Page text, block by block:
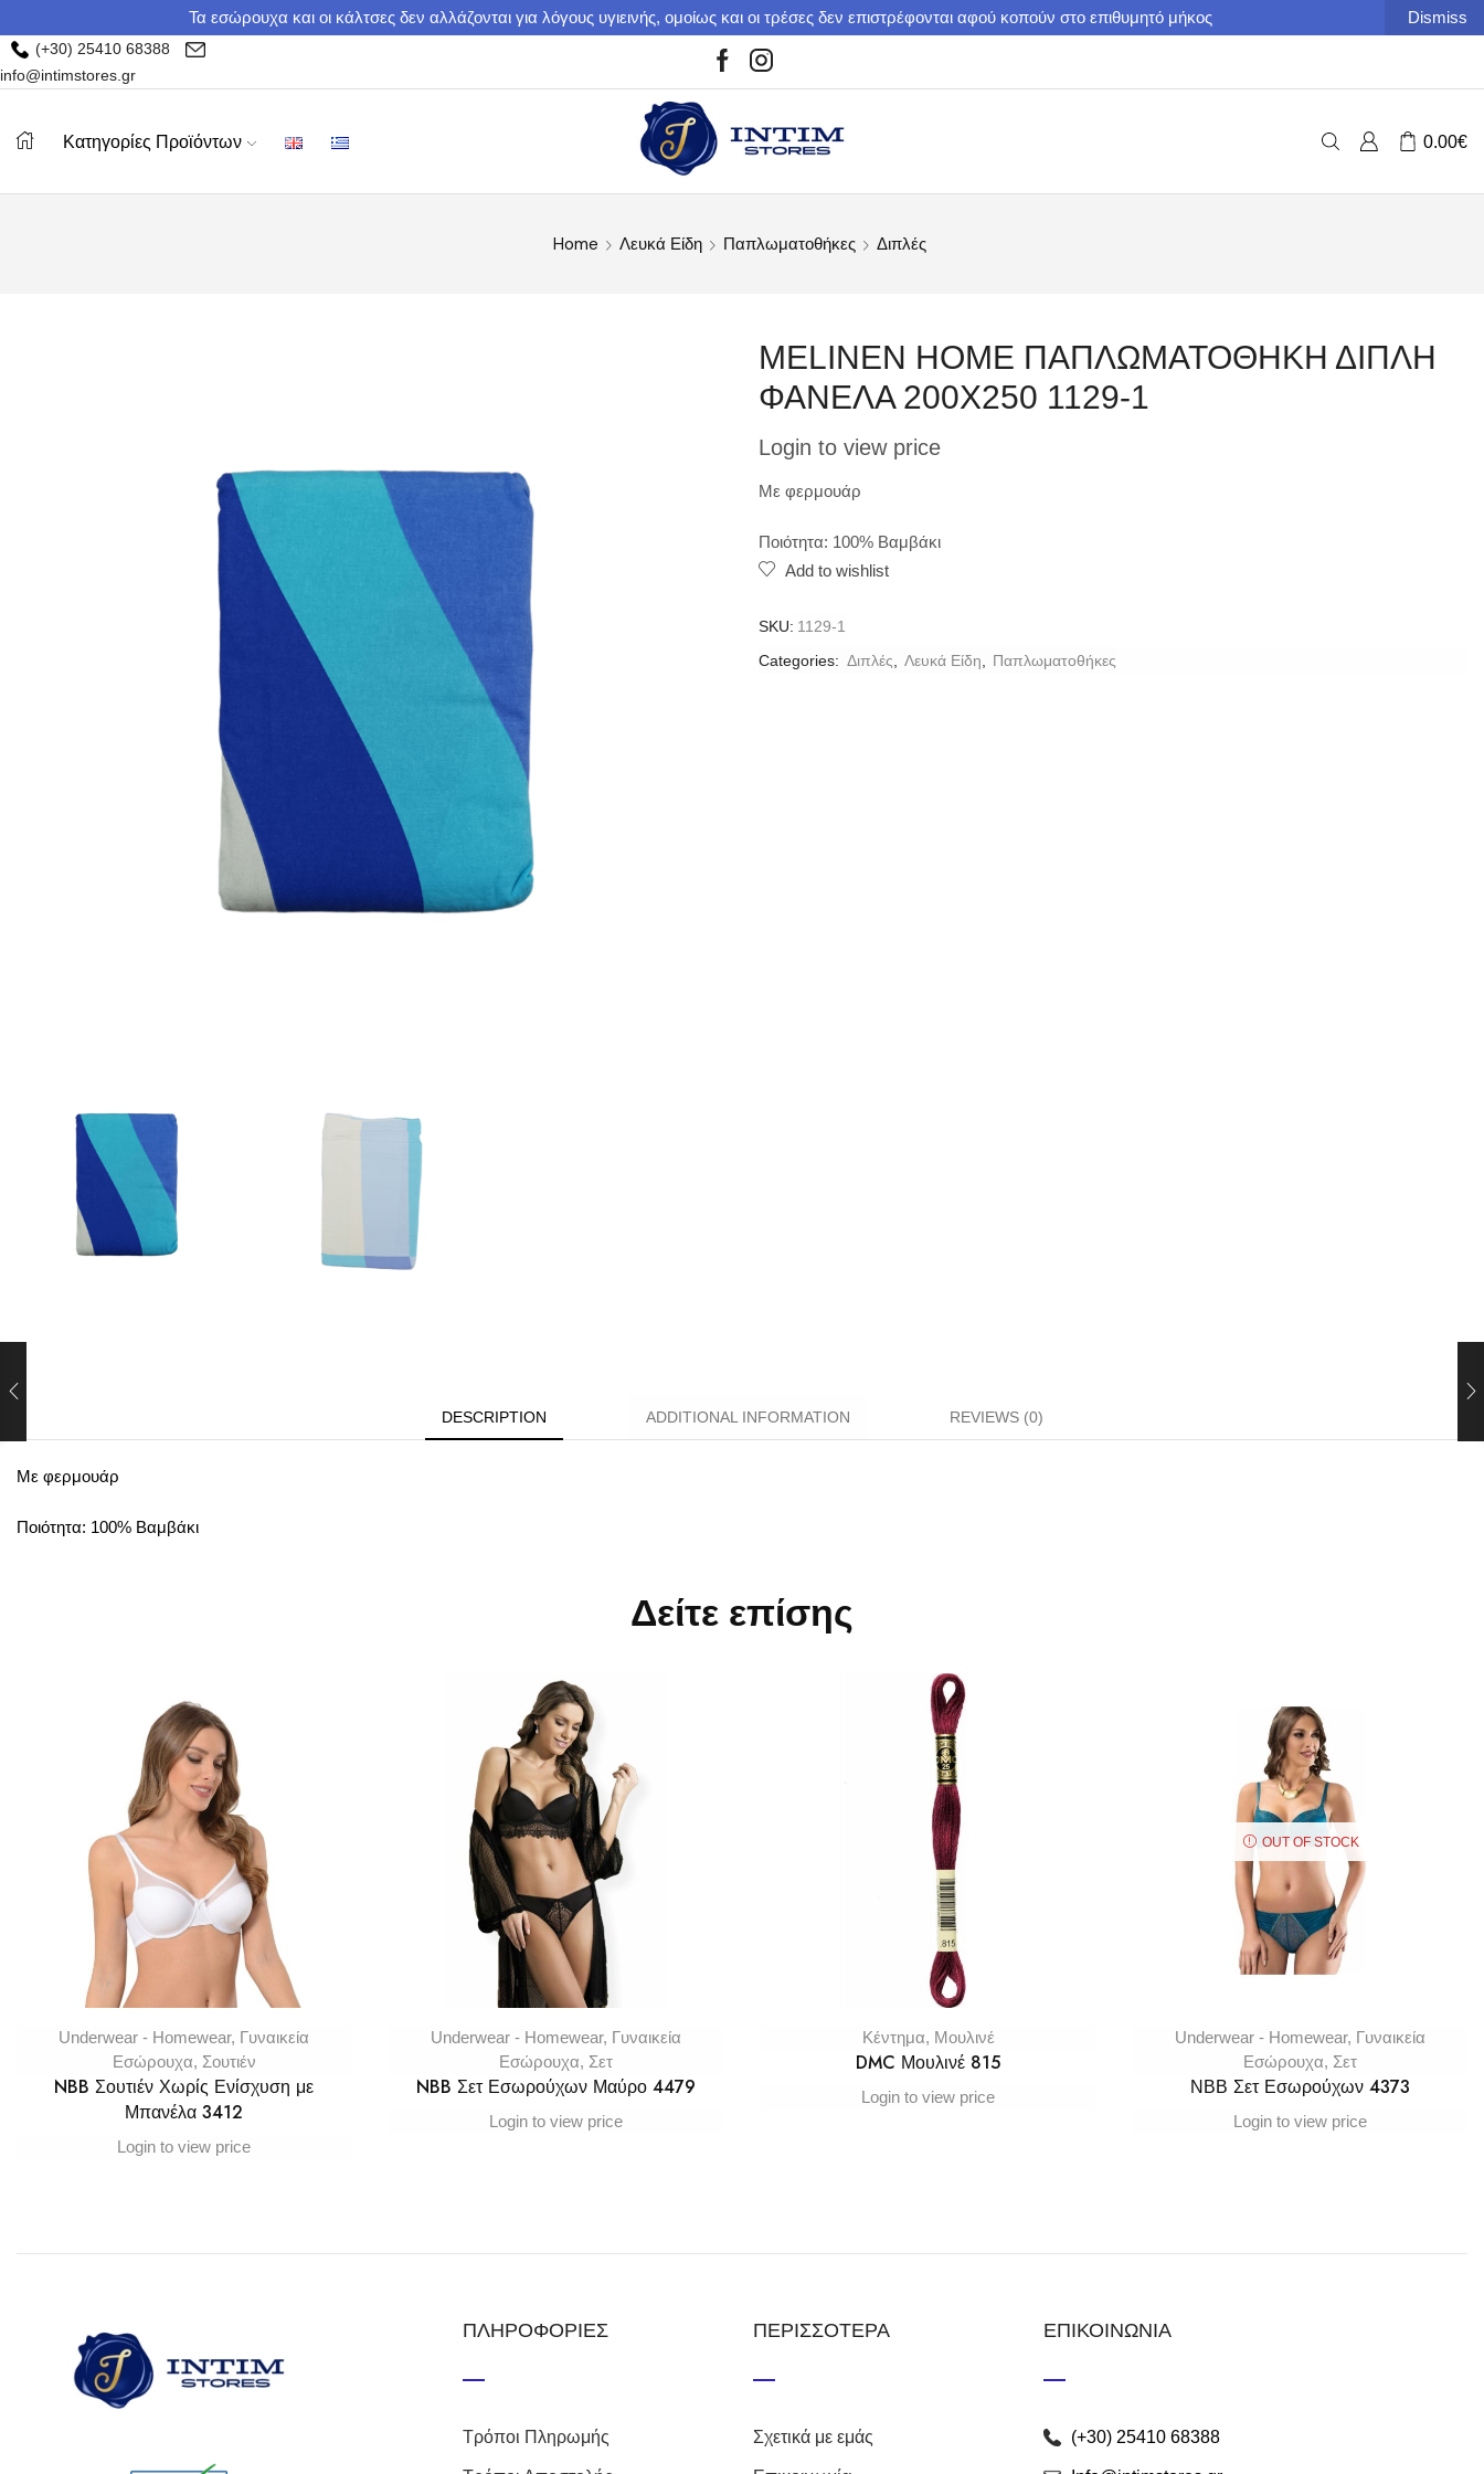
Τα εσώρουχα και οι κάλτσες δεν αλλάζονται για λόγους υγιεινής, ομοίως και οι τρέσες δεν επιστρέφονται αφού κοπούν στο επιθυμητό μήκος Dismiss
(+30) 25410 68388
info@intimstores.gr
Κατηγορίες Προϊόντων 0.00€
Home Λευκά Είδη Παπλωματοθήκες Διπλές
MELINEN HOME ΠΑΠΛΩΜΑΤΟΘΗΚΗ ΔΙΠΛΗ
ΦΑΝΕΛΑ 200Χ250 1129-1
Login to view price
Mε φερμουάρ
Ποιότητα: 100% Βαμβάκι
Add to wishlist
SKU: 1129-1
Categories: Διπλές Λευκά Είδη Παπλωματοθήκες
DESCRIPTION ADDITIONAL INFORMATION REVIEWS (0)
Mε φερμουάρ
Ποιότητα: 100% Βαμβάκι
Δείτε επίσης
Underwear - Homewear, Γυναικεία
Εσώρουχα, Σουτιέν
NBB Σουτιέν Χωρίς Ενίσχυση με
Μπανέλα 3412
Login to view price
Underwear - Homewear, Γυναικεία
Εσώρουχα, Σετ
NBB Σετ Εσωρούχων Μαύρο 4479
Login to view price
Κέντημα, Μουλινέ
DMC Μουλινέ 815
Login to view price
OUT OF STOCK
Underwear - Homewear, Γυναικεία
Εσώρουχα, Σετ
ΝΒΒ Σετ Εσωρούχων 4373
Login to view price
ΠΛΗΡΟΦΟΡΙΕΣ
Τρόποι Πληρωμής
ΠΕΡΙΣΣΟΤΕΡΑ
Σχετικά με εμάς
ΕΠΙΚΟΙΝΩΝΙΑ
(+30) 25410 68388